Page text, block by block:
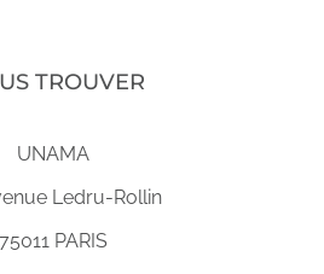
TROUVER
UNAMA
Ledru-Rollin
75011 PARIS